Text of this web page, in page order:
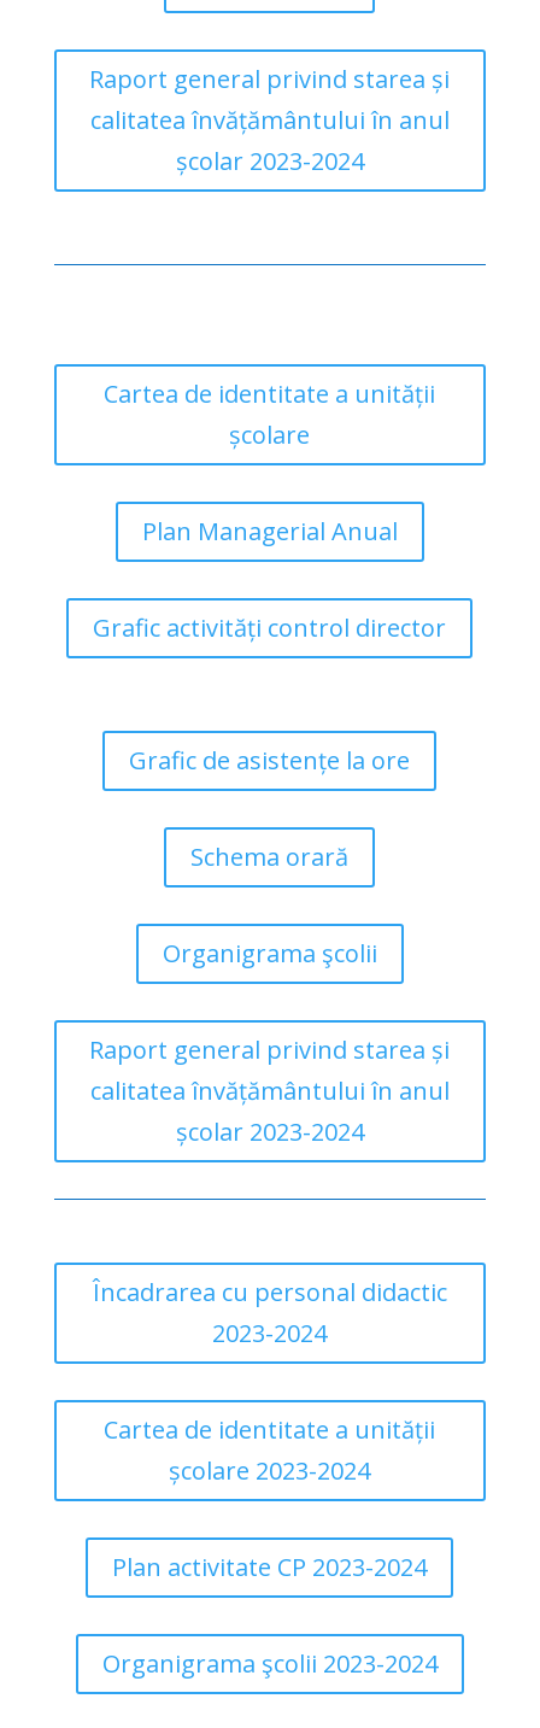
Raport general privind starea și
calitatea învățământului în anul
școlar 2023-2024
Cartea de identitate a unității
școlare
Plan Managerial Anual
Grafic activități control director
Grafic de asistențe la ore
Schema orară
Organigrama şcolii
Raport general privind starea și
calitatea învățământului în anul
școlar 2023-2024
Încadrarea cu personal didactic
2023-2024
Cartea de identitate a unității
școlare 2023-2024
Plan activitate CP 2023-2024
Organigrama şcolii 2023-2024